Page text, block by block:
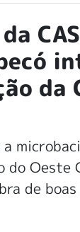
da
do Oeste
de